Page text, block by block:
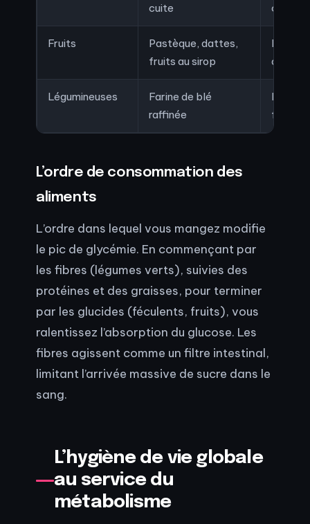
cuite
Fruits
Pastèque, dattes,
fruits au sirop
Baies,
Légumineuses
Farine de blé
raffinée
fèves
L’ordre de consommation des
aliments
L’ordre dans lequel vous mangez modifie
le pic de glycémie. En commençant par
les fibres (légumes verts), suivies des
protéines et des graisses, pour terminer
par les glucides (féculents, fruits), vous
ralentissez l’absorption du glucose. Les
fibres agissent comme un filtre intestinal,
limitant l’arrivée massive de sucre dans le
sang.
L’hygiène de vie globale
au service du
métabolisme